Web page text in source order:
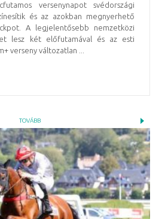
versenynapot svédországi
és az azokban megnyerhető
A legjelentősebb nemzetközi
lesz két előfutamával és az esti
verseny változatlan ...
TOVÁBB